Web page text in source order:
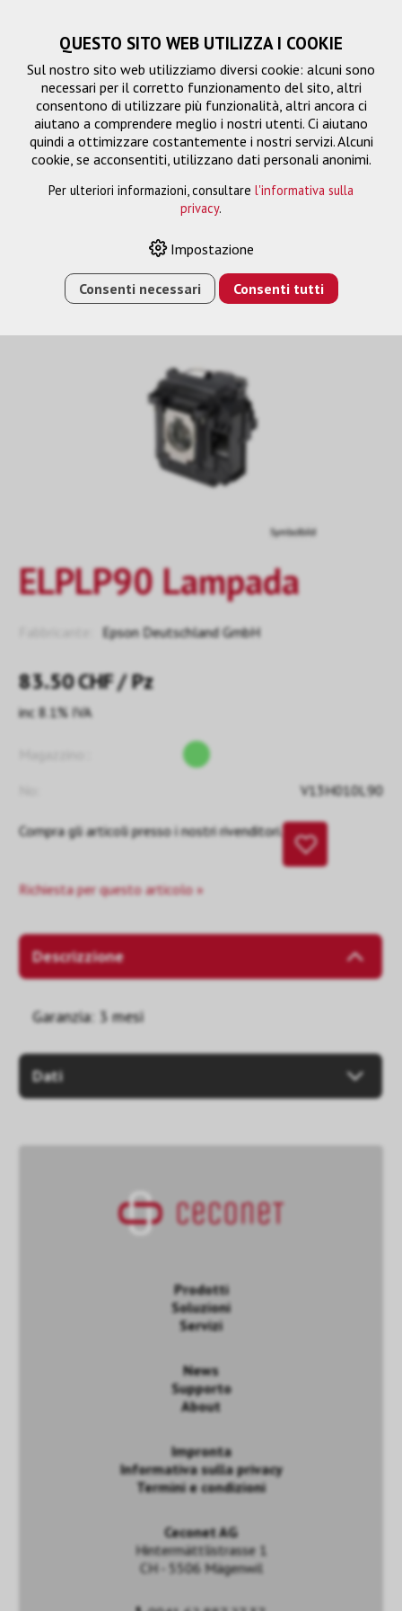
ELPLP90 Lampada
Epson Deutschland GmbH
83.50CHF/ Pz
inc 8.1% IVA
V13H010L90
Compra gli articoli presso i nostri rivenditori.
Richiesta per questo articolo »
Descrizzione
Garanzia: 3 mesi
Dati
Prodotti
Soluzioni
Servizi
News
Supporto
About
Impronta
Informativa sulla privacy
Termini e condizioni
Ceconet AG
Hintermättlistrasse 1
CH - 5506 Mägenwil
QUESTO SITO WEB UTILIZZA I COOKIE
Sul nostro sito web utilizziamo diversi cookie: alcuni sono
necessari per il corretto funzionamento del sito, altri
consentono di utilizzare più funzionalità, altri ancora ci
aiutano a comprendere meglio i nostri utenti. Ci aiutano
quindi a ottimizzare costantemente i nostri servizi. Alcuni
cookie, se acconsentiti, utilizzano dati personali anonimi.
Per ulteriori informazioni, consultare l'informativa sulla
privacy.
Impostazione
Consenti necessari Consenti tutti